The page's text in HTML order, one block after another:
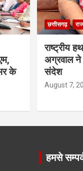
के
छत्तीसगढ़
राष्ट्रीय
अग्रवाल ने
संदेश
August 7,
हमसे